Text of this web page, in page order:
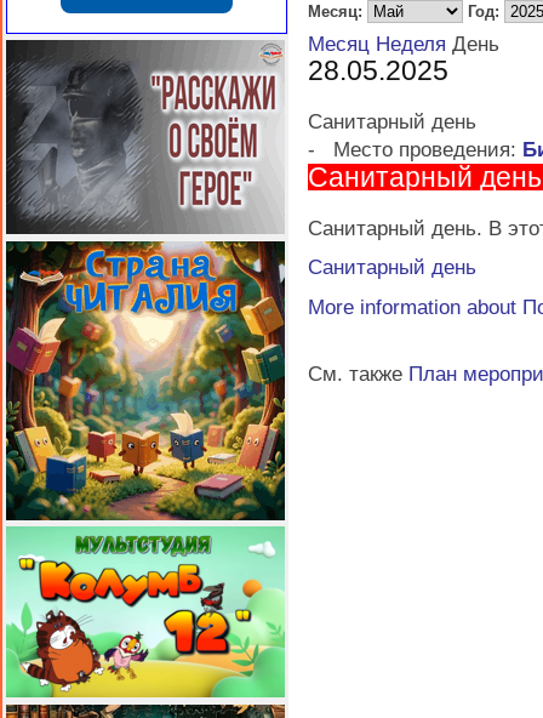
Месяц: Год:
Месяц Неделя День
28.05.2025
Санитарный день
-
Место проведения:
Санитарный день
Санитарный день. В
Санитарный день
More information about
См. также План